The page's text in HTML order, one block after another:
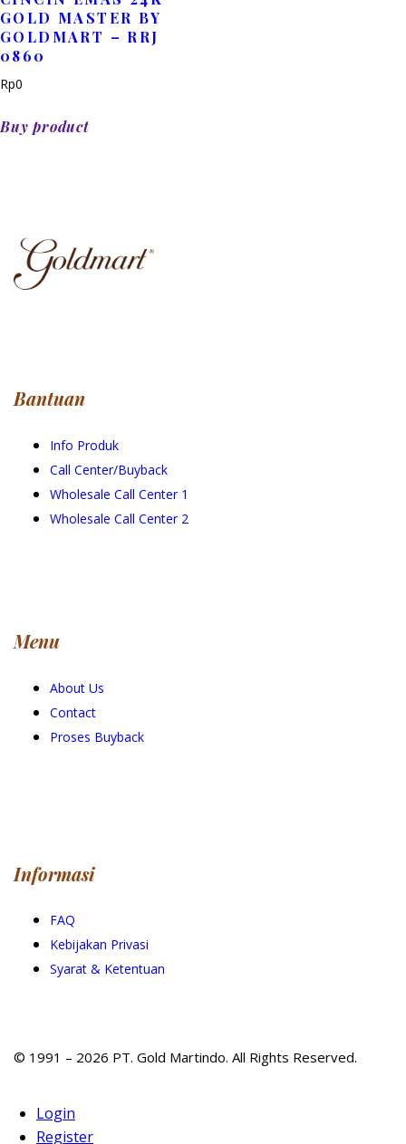
GOLD MASTER BY
GOLDMART – RRJ
0860
Rp0
Buy product
Bantuan
Info Produk
Call Center/Buyback
Wholesale Call Center 1
Wholesale Call Center 2
Menu
About Us
Contact
Proses Buyback
Informasi
FAQ
Kebijakan Privasi
Syarat & Ketentuan
© 1991 – 2026 PT. Gold Martindo. All Rights Reserved.
Login
Register